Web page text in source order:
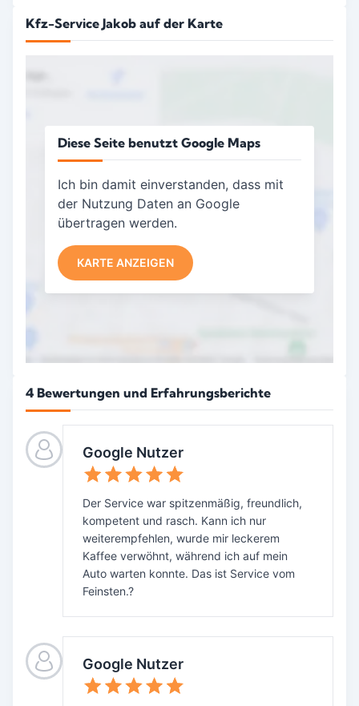
Kfz-Service Jakob auf der Karte
Diese Seite benutzt Google Maps
Ich bin damit einverstanden, dass mit
der Nutzung Daten an Google
übertragen werden.
KARTE ANZEIGEN
4 Bewertungen und Erfahrungsberichte
Google Nutzer
Der Service war spitzenmäßig, freundlich,
kompetent und rasch. Kann ich nur
weiterempfehlen, wurde mir leckerem
Kaffee verwöhnt, während ich auf mein
Auto warten konnte. Das ist Service vom
Feinsten.?
Google Nutzer